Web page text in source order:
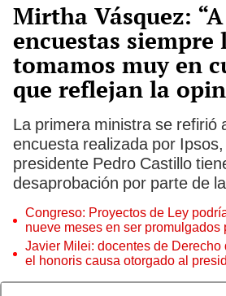
Mirtha Vásquez:
encuestas siempre
tomamos muy en
que reflejan la
La primera ministra se refirió
encuesta realizada por
presidente Pedro Castillo
desaprobación por parte de
Congreso: Proyectos de Ley
nueve meses en ser promulgados
Javier Milei: docentes de
el honoris causa otorgado al